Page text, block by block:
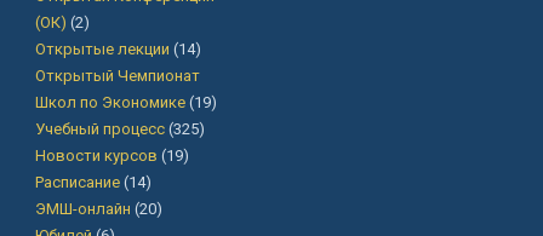
(ОК) (2)
Открытые лекции (14)
Открытый Чемпионат
Школ по Экономике(19)
Учебный процесс(325)
Новости курсов (19)
Расписание(14)
ЭМШ-онлайн (20)